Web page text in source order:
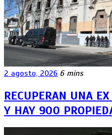
2 agosto, 2026 6 mins
RECUPERAN UNA
Y HAY 900